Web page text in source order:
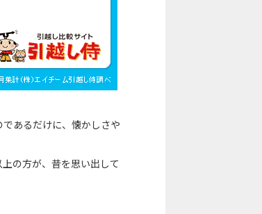
あるだけに、懐かしさや
の方が、昔を思い出して